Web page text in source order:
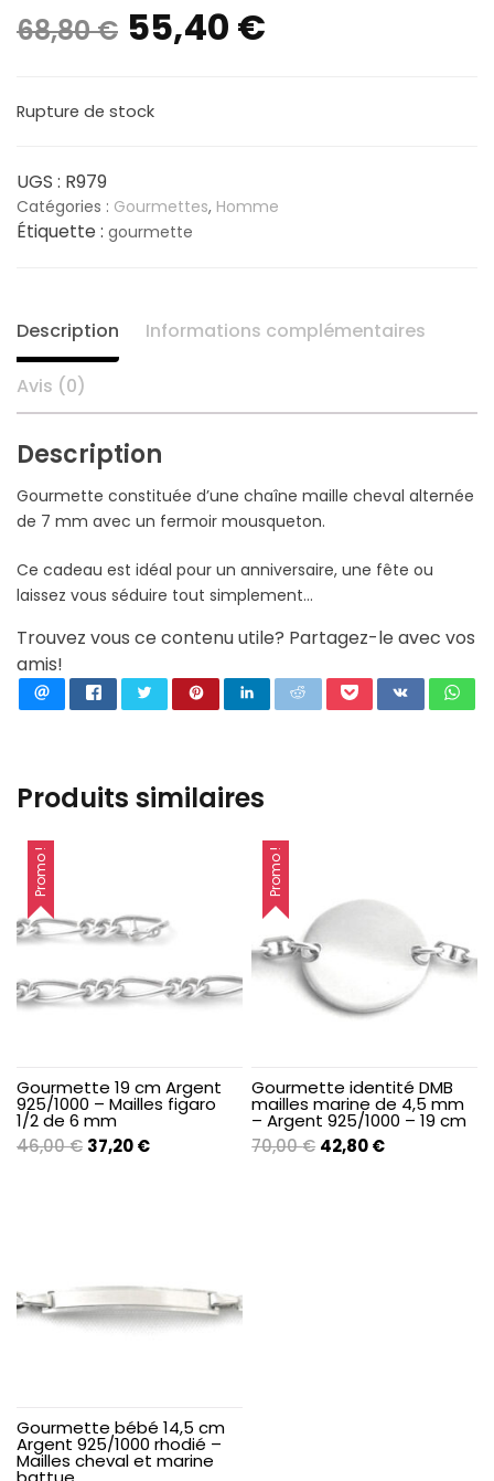
68,80€ Le
initial
68,80 €.
55,40 €
Rupture de stock
UGS : R979
Catégories : Gourmettes, Homme
Étiquette : gourmette
Description Informations complémentaires
Avis (0)
Description
Gourmette constituée d’une chaîne maille cheval alternée
de 7 mm avec un fermoir mousqueton.
Ce cadeau est idéal pour un anniversaire, une fête ou
laissez vous séduire tout simplement…
Trouvez vous ce contenu utile? Partagez-le avec vos
amis!
Produits similaires
Promo !
Gourmette 19 cm Argent
925/1000 – Mailles figaro
1/2 de 6 mm
46,00€ Le
37,20€Le
Promo !
Gourmette identité DMB
mailles marine de 4,5 mm
– Argent 925/1000 – 19 cm
70,00€ Le
42,80€Le
Gourmette bébé 14,5 cm
Argent 925/1000 rhodié –
Mailles cheval et marine